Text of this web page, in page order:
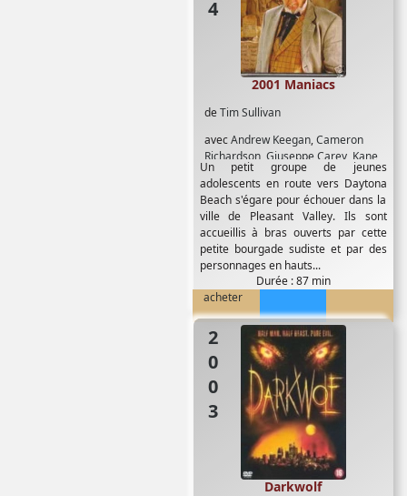
deTim Sullivan
avecAndrew Keegan,Cameron
Richardson, Giuseppe Carey, Kane
Hodder,Lin Shaye,Peter Dobson,
Robert Englund ,TravisTritt, Z Peter
Stormare
2001 Maniacs
Un petit groupe de jeunes
adolescents en route vers Daytona
Beach s'égare pour échouer dans la
ville de Pleasant Valley. Ils sont
accueillis à bras ouverts par cette
petite bourgade sudiste et par des
personnages en hauts...
Durée : 87 min
acheter
2003
Darkwolf